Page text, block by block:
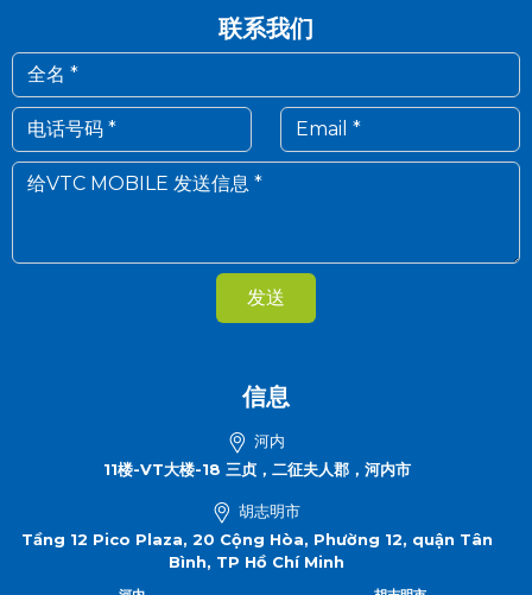
联系我们
发送
信息
河内
11楼-VT大楼-18 三贞，二征夫人郡，河内市
胡志明市
Tầng 12 Pico Plaza, 20 Cộng Hòa, Phường 12, quận Tân
Bình, TP Hồ Chí Minh